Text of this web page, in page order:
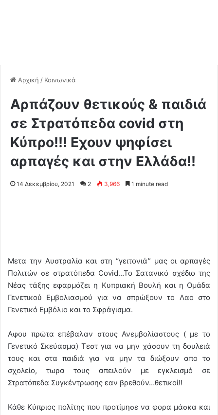
Αρχική / Κοινωνικά
Αρπάζουν θετικούς & παιδιά
σε Στρατόπεδα covid στη
Κύπρο!!! Εχουν ψηφίσει
αρπαγές και στην Ελλάδα!!
14 Δεκεμβρίου, 2021 2 3,966 1 minute read
Mετα την Αυστραλία και στη “γειτονιά” μας οι αρπαγές
Πολιτών σε στρατόπεδα Covid…To Σατανικό σχέδιο της
Nέας τάξης εφαρμόζει η Κυπριακή Βουλή και η Ομάδα
Γενετικού Εμβολιασμού για να σπρώξουν το Λαο στο
Γενετικό Εμβόλιο και το Σφράγισμα.
Αφου πρώτα επέβαλαν στους Ανεμβολίαστους ( με το
Γενετικό Σκεύασμα) Τεστ για να μην χάσουν τη δουλειά
τους και στα παιδιά για να μην τα διώξουν απο το
σχολείο, τωρα τους απειλούν με εγκλεισμό σε
Στρατόπεδα Συγκέντρωσης εαν βρεθούν…θετικοί!!
Κάθε Κύπριος πολίτης που προτίμησε να φορα μάσκα και